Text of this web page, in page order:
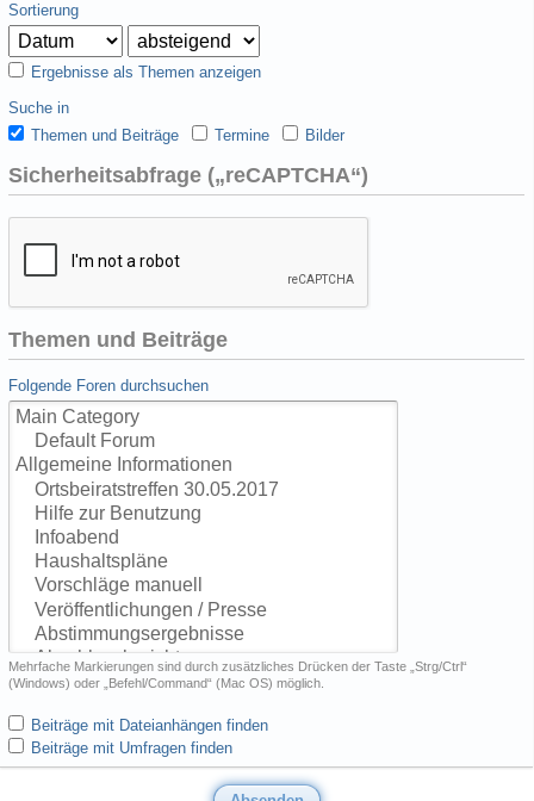
Sortierung
Ergebnisse als Themen anzeigen
Suche in
Themen und Beiträge
Termine Bilder
Sicherheitsabfrage („reCAPTCHA“)
Themen und Beiträge
Folgende Foren durchsuchen
Mehrfache Markierungen sind durch zusätzliches Drücken der Taste „Strg/Ctrl“
(Windows) oder „Befehl/Command“ (Mac OS) möglich.
Beiträge mit Dateianhängen finden
Beiträge mit Umfragen finden